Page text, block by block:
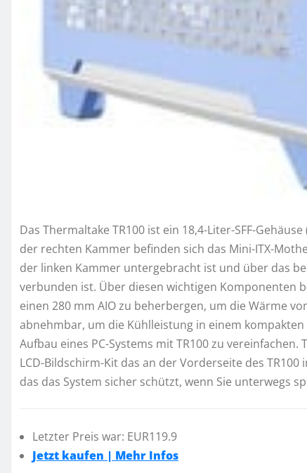
Das Thermaltake TR100 ist ein 18,4-Liter-SFF-
der rechten Kammer befinden sich das Mini-ITX-
der linken Kammer untergebracht ist und über das
verbunden ist. Über diesen wichtigen Komponenten
einen 280 mm AIO zu beherbergen, um die Wärme
abnehmbar, um die Kühlleistung in einem
Aufbau eines PC-Systems mit TR100 zu
LCD-Bildschirm-Kit das an der Vorderseite des
das das System sicher schützt, wenn Sie unterwegs
Letzter Preis war: EUR119.9
Jetzt kaufen | Mehr Infos